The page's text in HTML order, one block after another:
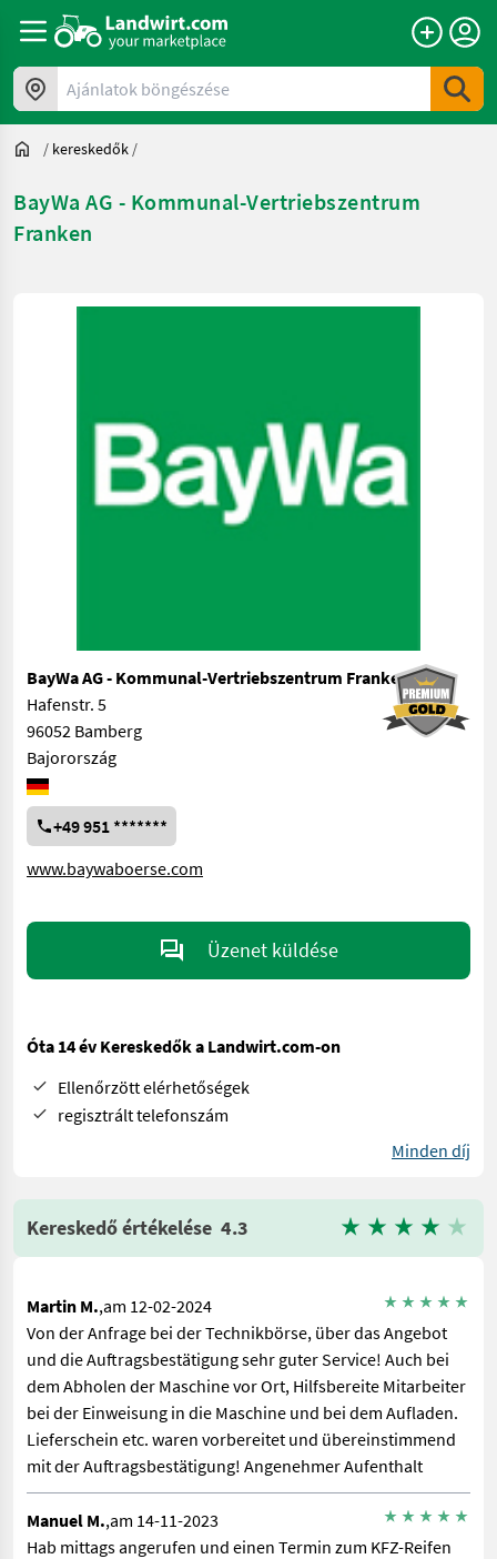
Ajánlatok böngészése
/ kereskedők /
BayWa AG - Kommunal-Vertriebszentrum
Franken
BayWa AG - Kommunal-Vertriebszentrum Franken
Hafenstr. 5
96052 Bamberg
Bajorország
+49 951 *******
www.baywaboerse.com
Üzenet küldése
Óta 14 év Kereskedők a Landwirt.com-on
Ellenőrzött elérhetőségek
regisztrált telefonszám
Minden díj
Kereskedő értékelése 4.3
Martin M.,am 12-02-2024
Von der Anfrage bei der Technikbörse, über das Angebot
und die Auftragsbestätigung sehr guter Service! Auch bei
dem Abholen der Maschine vor Ort, Hilfsbereite Mitarbeiter
bei der Einweisung in die Maschine und bei dem Aufladen.
Lieferschein etc. waren vorbereitet und übereinstimmend
mit der Auftragsbestätigung! Angenehmer Aufenthalt
Manuel M.,am 14-11-2023
Hab mittags angerufen und einen Termin zum KFZ-Reifen